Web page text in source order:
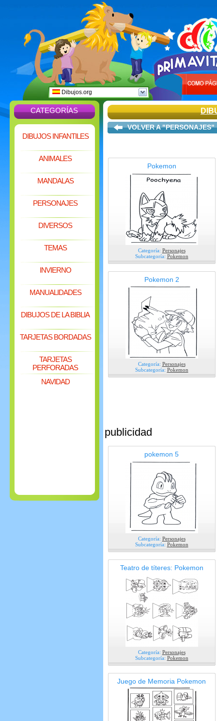
Dibujos.org
CATEGORÍAS
DIBUJOS INFANTILES
ANIMALES
MANDALAS
PERSONAJES
DIVERSOS
TEMAS
INVIERNO
MANUALIDADES
DIBUJOS DE LA BIBLIA
TARJETAS BORDADAS
TARJETAS
PERFORADAS
NAVIDAD
VOLVER A "PERSONAJES"
Pokemon
Categoría: Personajes
Subcategoría: Pokemon
Pokemon 2
Categoría: Personajes
Subcategoría: Pokemon
publicidad
pokemon 5
Categoría: Personajes
Subcategoría: Pokemon
Teatro de títeres: Pokemon
Categoría: Personajes
Subcategoría: Pokemon
Juego de Memoria Pokemon